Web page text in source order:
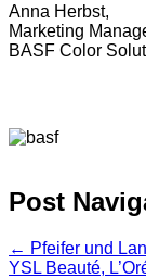
Anna Herbst,
Marketing
BASF Color
Post
← Pfeifer und
YSL Beauté,